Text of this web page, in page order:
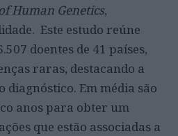
Human Genetics,
Este estudo reúne
doentes de 41 países,
raras, destacando a
diagnóstico. Em média são
anos para obter um
que estão associadas a